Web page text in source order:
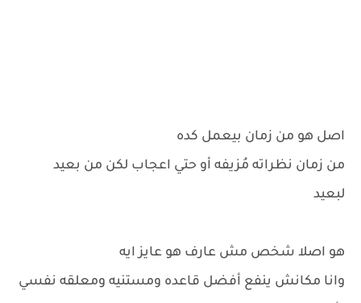
اصل هو من زمان بيعمل كده
من زمان نظراته مُزيفه أو حتي اعجاب لكن من بعيد
لبعيد
هو اصلا شخص مش عارف هو عايز ايه
وانا مكانش ينفع أفضل قاعده ومستنيه ومعلقه نفسي